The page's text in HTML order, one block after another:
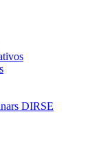
DIRSE